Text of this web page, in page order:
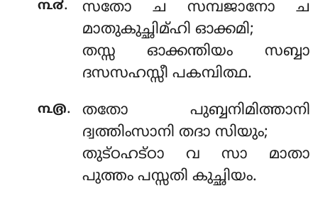
൩൪.
സതോ ച സമ്പജാനോ ച
മാതുകുച്ഛിമ്ഹി ഓക്കമി;
തസ്സ ഓക്കന്തിയം സബ്ബാ
ദസസഹസ്സീ പകമ്പിത്ഥ.
൩൫.
തതോ പുബ്ബനിമിത്താനി
ദ്വത്തിംസാനി തദാ സിയും;
തുട്ഠഹട്ഠാ വ സാ മാതാ
പുത്തം പസ്സതി കുച്ഛിയം.